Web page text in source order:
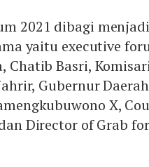
2021 dibagi
yaitu executive
Chatib Basri,
Gubernur
X,
Director of Grab